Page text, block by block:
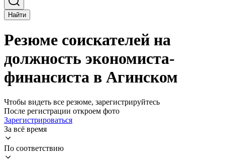
Найти
Резюме соискателей на
должность экономиста-
финансиста в Агинском
Чтобы видеть все резюме, зарегистрируйтесь
После регистрации откроем фото
Зарегистрироваться
За всё время
По соответствию